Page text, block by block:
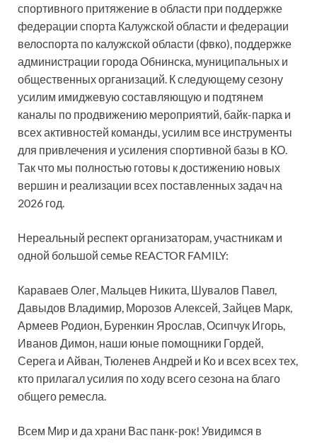
спортивного притяжение в области при поддержке
федерации спорта Калужской области и федерации
велоспорта по калужской области (фвко), поддержке
администрации города Обнинска, муниципальных и
общественных организаций. К следующему сезону
усилим имиджевую составляющую и подтянем
каналы по продвижению мероприятий, байк-парка и
всех активностей команды, усилим все инструменты
для привлечения и усиления спортивной базы в КО.
Так что мы полностью готовы к достижению новых
вершин и реализации всех поставленных задач на
2026 год.
Нереальный респект организаторам, участникам и
одной большой семье REACTOR FAMILY:
Караваев Олег, Мальцев Никита, Шувалов Павел,
Давыдов Владимир, Морозов Алексей, Зайцев Марк,
Армеев Родион, Буренкин Ярослав, Осипчук Игорь,
Иванов Димон, наши юные помощники Гордей,
Серега и Айван, Тюленев Андрей и Ко и всех всех тех,
кто прилагал усилия по ходу всего сезона на благо
общего ремесла.
Всем Мир и да храни Вас панк-рок! Увидимся в